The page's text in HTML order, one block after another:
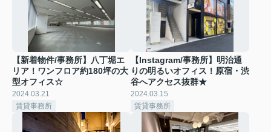
【新着物件/事務所】八丁堀エ
リア！ワンフロア約180坪の大
型オフィス☆
2024.03.21
賃貸事務所
【Instagram/事務所】明治通
りの明るいオフィス！原宿・渋
谷へアクセス抜群★
2024.03.15
賃貸事務所